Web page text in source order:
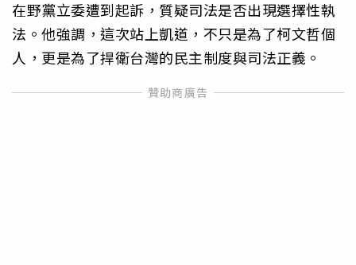
在野黨立委遭到起訴，質疑司法是否出現選擇性執
法。他強調，這次站上凱道，不只是為了柯文哲個
人，更是為了捍衛台灣的民主制度與司法正義。